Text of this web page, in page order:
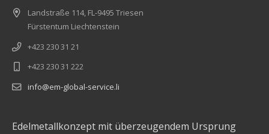
Landstraße 114, FL-9495 Triesen
Fürstentum Liechtenstein
+423 230 31 21
+423 230 31 222
info@em-global-service.li
Edelmetallkonzept mit überzeugendem Ursprung